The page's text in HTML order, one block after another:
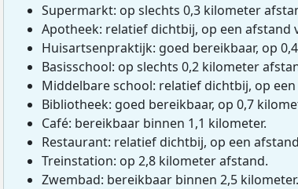
Supermarkt: op slechts 0,3 kilometer
Apotheek: relatief dichtbij, op een afstand
Huisartsenpraktijk: goed bereikbaar, op
Basisschool: op slechts 0,2 kilometer
Middelbare school: relatief dichtbij, op
Bibliotheek: goed bereikbaar, op 0,7
Café: bereikbaar binnen 1,1 kilometer.
Restaurant: relatief dichtbij, op een
Treinstation: op 2,8 kilometer afstand.
Zwembad: bereikbaar binnen 2,5 kilometer.